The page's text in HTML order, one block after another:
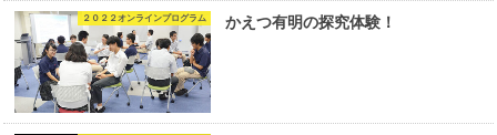
２０２２オンラインプログラム かえつ有明の探究体験！